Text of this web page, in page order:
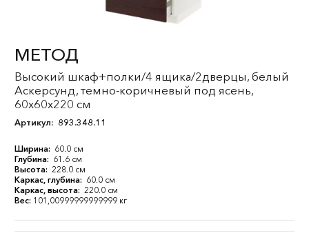
МЕТОД
Высокий шкаф+полки/4 ящика/2дверцы, белый
Аскерсунд, темно-коричневый под ясень,
60x60x220 см
Артикул: 893.348.11
Ширина: 60.0 см
Глубина: 61.6 см
Высота: 228.0 см
Каркас, глубина: 60.0 см
Каркас, высота: 220.0 см
Вес: 101,00999999999999 кг